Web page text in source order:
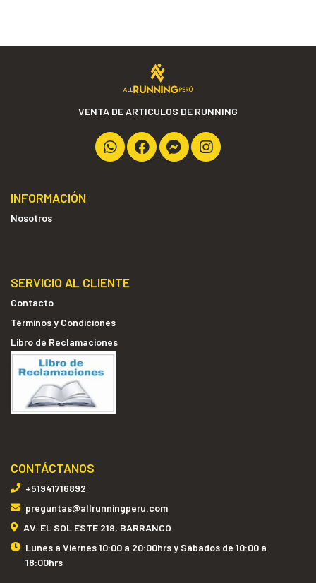
VENTA DE ARTICULOS DE RUNNING
INFORMACIÓN
Nosotros
SERVICIO AL CLIENTE
Contacto
Términos y Condiciones
Libro de Reclamaciones
CONTÁCTANOS
+51941716892
preguntas@allrunningperu.com
AV. EL SOL ESTE 219, BARRANCO
Lunes a Viernes 10:00 a 20:00hrs y Sábados de 10:00 a
18:00hrs